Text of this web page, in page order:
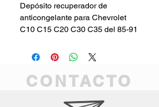
Depósito recuperador de
anticongelante para Chevrolet
C10 C15 C20 C30 C35 del 85-91
CONTACTO